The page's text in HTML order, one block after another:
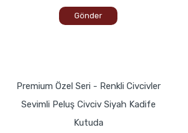
Gönder
Premium Özel Seri - Renkli Civcivler
Sevimli Peluş Civciv Siyah Kadife
Kutuda